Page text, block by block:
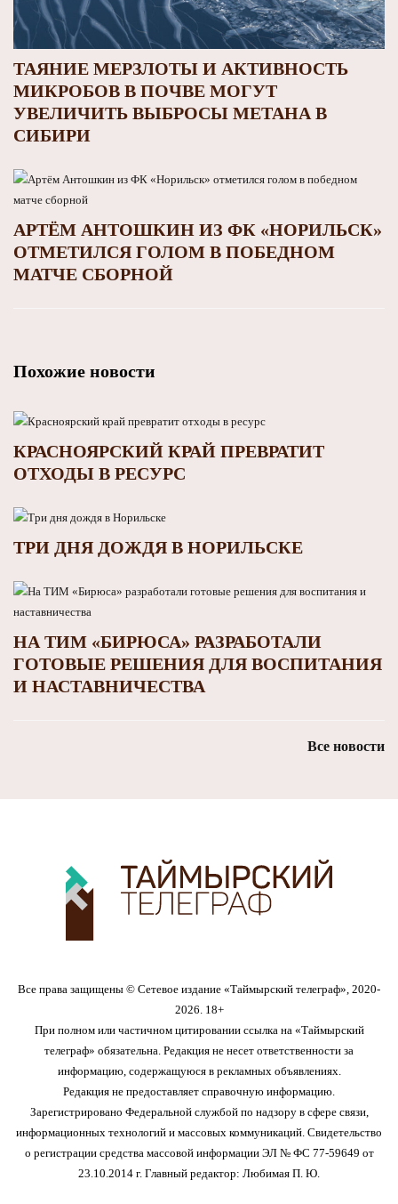
ТАЯНИЕ МЕРЗЛОТЫ И АКТИВНОСТЬ
МИКРОБОВ В ПОЧВЕ МОГУТ
УВЕЛИЧИТЬ ВЫБРОСЫ МЕТАНА В
СИБИРИ
АРТЁМ АНТОШКИН ИЗ ФК «НОРИЛЬСК»
ОТМЕТИЛСЯ ГОЛОМ В ПОБЕДНОМ
МАТЧЕ СБОРНОЙ
Похожие новости
КРАСНОЯРСКИЙ КРАЙ ПРЕВРАТИТ
ОТХОДЫ В РЕСУРС
ТРИ ДНЯ ДОЖДЯ В НОРИЛЬСКЕ
НА ТИМ «БИРЮСА» РАЗРАБОТАЛИ
ГОТОВЫЕ РЕШЕНИЯ ДЛЯ ВОСПИТАНИЯ
И НАСТАВНИЧЕСТВА
Все новости
Все права защищены © Сетевое издание «Таймырский телеграф», 2020-
2026. 18+
При полном или частичном цитировании ссылка на «Таймырский
телеграф» обязательна. Редакция не несет ответственности за
информацию, содержащуюся в рекламных объявлениях.
Редакция не предоставляет справочную информацию.
Зарегистрировано Федеральной службой по надзору в сфере связи,
информационных технологий и массовых коммуникаций. Свидетельство
о регистрации средства массовой информации ЭЛ № ФС 77-59649 от
23.10.2014 г. Главный редактор: Любимая П. Ю.